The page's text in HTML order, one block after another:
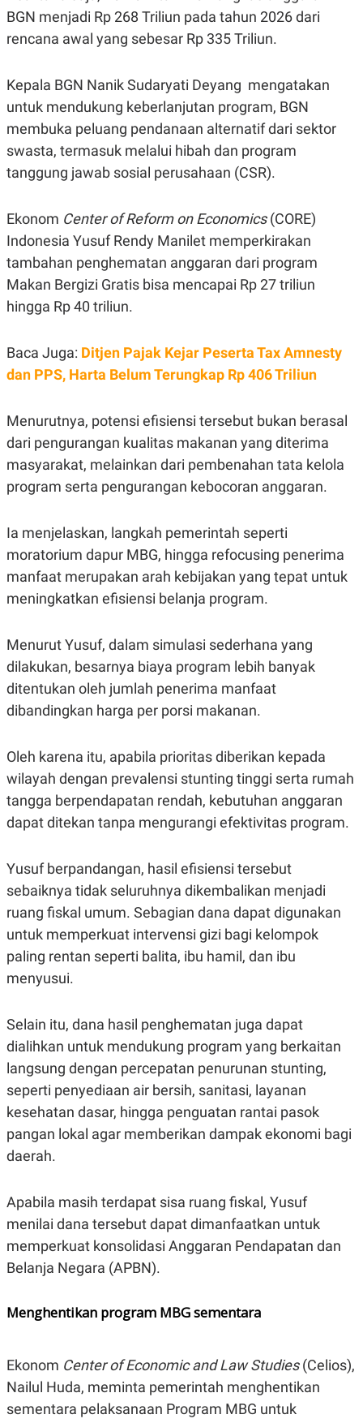
BGN menjadi Rp 268 Triliun pada tahun 2026 dari
rencana awal yang sebesar Rp 335 Triliun.
Kepala BGN Nanik Sudaryati Deyang mengatakan
untuk mendukung keberlanjutan program, BGN
membuka peluang pendanaan alternatif dari sektor
swasta, termasuk melalui hibah dan program
tanggung jawab sosial perusahaan (CSR).
Ekonom Center of Reform on Economics(CORE)
Indonesia Yusuf Rendy Manilet memperkirakan
tambahan penghematan anggaran dari program
Makan Bergizi Gratis bisa mencapai Rp 27 triliun
hingga Rp 40 triliun.
Baca Juga: Ditjen Pajak Kejar Peserta Tax Amnesty
dan PPS, Harta Belum Terungkap Rp 406 Triliun
Menurutnya, potensi efisiensi tersebut bukan berasal
dari pengurangan kualitas makanan yang diterima
masyarakat, melainkan dari pembenahan tata kelola
program serta pengurangan kebocoran anggaran.
Ia menjelaskan, langkah pemerintah seperti
moratorium dapur MBG, hingga refocusing penerima
manfaat merupakan arah kebijakan yang tepat untuk
meningkatkan efisiensi belanja program.
Menurut Yusuf, dalam simulasi sederhana yang
dilakukan, besarnya biaya program lebih banyak
ditentukan oleh jumlah penerima manfaat
dibandingkan harga per porsi makanan.
Oleh karena itu, apabila prioritas diberikan kepada
wilayah dengan prevalensi stunting tinggi serta rumah
tangga berpendapatan rendah, kebutuhan anggaran
dapat ditekan tanpa mengurangi efektivitas program.
Yusuf berpandangan, hasil efisiensi tersebut
sebaiknya tidak seluruhnya dikembalikan menjadi
ruang fiskal umum. Sebagian dana dapat digunakan
untuk memperkuat intervensi gizi bagi kelompok
paling rentan seperti balita, ibu hamil, dan ibu
menyusui.
Selain itu, dana hasil penghematan juga dapat
dialihkan untuk mendukung program yang berkaitan
langsung dengan percepatan penurunan stunting,
seperti penyediaan air bersih, sanitasi, layanan
kesehatan dasar, hingga penguatan rantai pasok
pangan lokal agar memberikan dampak ekonomi bagi
daerah.
Apabila masih terdapat sisa ruang fiskal, Yusuf
menilai dana tersebut dapat dimanfaatkan untuk
memperkuat konsolidasi Anggaran Pendapatan dan
Belanja Negara (APBN).
Menghentikan program MBG sementara
Ekonom Center of Economic and Law Studies(Celios),
Nailul Huda, meminta pemerintah menghentikan
sementara pelaksanaan Program MBG untuk